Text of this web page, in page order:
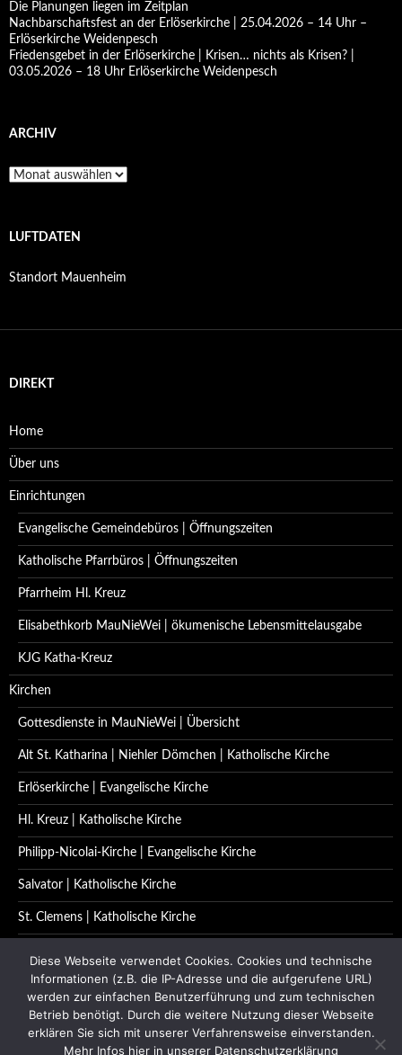
Die Planungen liegen im Zeitplan
Nachbarschaftsfest an der Erlöserkirche | 25.04.2026 – 14 Uhr –
Erlöserkirche Weidenpesch
Friedensgebet in der Erlöserkirche | Krisen… nichts als Krisen? |
03.05.2026 – 18 Uhr Erlöserkirche Weidenpesch
ARCHIV
Archiv
LUFTDATEN
Standort Mauenheim
DIREKT
Home
Über uns
Einrichtungen
Evangelische Gemeindebüros | Öffnungszeiten
Katholische Pfarrbüros | Öffnungszeiten
Pfarrheim Hl. Kreuz
Elisabethkorb MauNieWei | ökumenische Lebensmittelausgabe
KJG Katha-Kreuz
Kirchen
Gottesdienste in MauNieWei | Übersicht
Alt St. Katharina | Niehler Dömchen | Katholische Kirche
Erlöserkirche | Evangelische Kirche
Hl. Kreuz | Katholische Kirche
Philipp-Nicolai-Kirche | Evangelische Kirche
Salvator | Katholische Kirche
St. Clemens | Katholische Kirche
St. Quirinus | Katholische Kirche
Impressum | Datenschutzerklärung
Diese Webseite verwendet Cookies. Cookies und technische
Informationen (z.B. die IP-Adresse und die aufgerufene URL)
werden zur einfachen Benutzerführung und zum technischen
Betrieb benötigt. Durch die weitere Nutzung dieser Webseite
erklären Sie sich mit unserer Verfahrensweise einverstanden.
Mehr Infos hier in unserer Datenschutzerklärung